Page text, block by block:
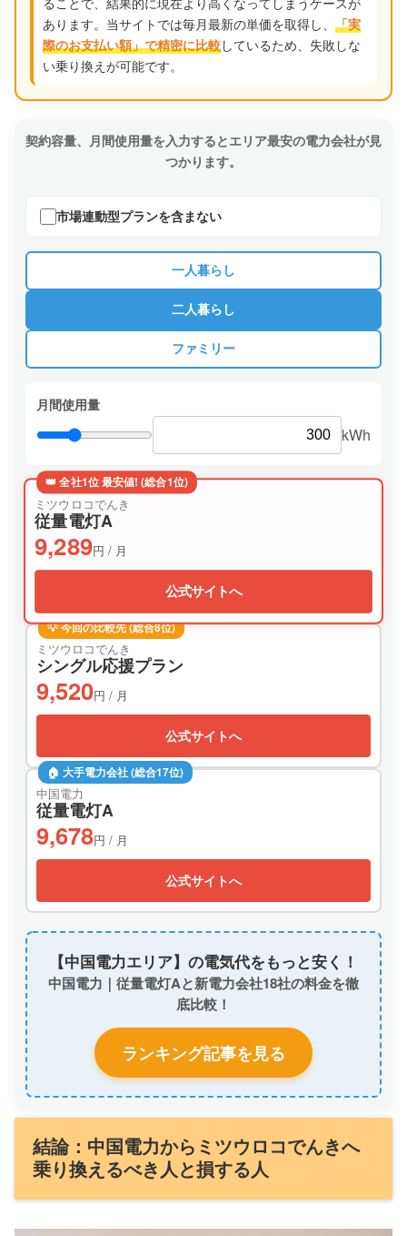
あります。当サイトでは毎月最新の単価を取得し、 「実
際のお支払い額」で精密に比較しているため、失敗しな
い乗り換えが可能です。
契約容量、月間使用量を入力するとエリア最安の電力会社が見
つかります。
市場連動型プランを含まない
一人暮らし
二人暮らし
ファミリー
月間使用量
kWh
👑 全社1位 最安値! (総合1位)
ミツウロコでんき
従量電灯A
9,289円 / 月
公式サイトへ
💡 今回の比較先 (総合8位)
ミツウロコでんき
シングル応援プラン
9,520円 / 月
公式サイトへ
🏠 大手電力会社 (総合17位)
中国電力
従量電灯A
9,678円 / 月
公式サイトへ
【中国電力エリア】の電気代をもっと安く！
中国電力｜従量電灯Aと新電力会社18社の料金を徹
底比較！
ランキング記事を見る
結論：中国電力からミツウロコでんきへ
乗り換えるべき人と損する人